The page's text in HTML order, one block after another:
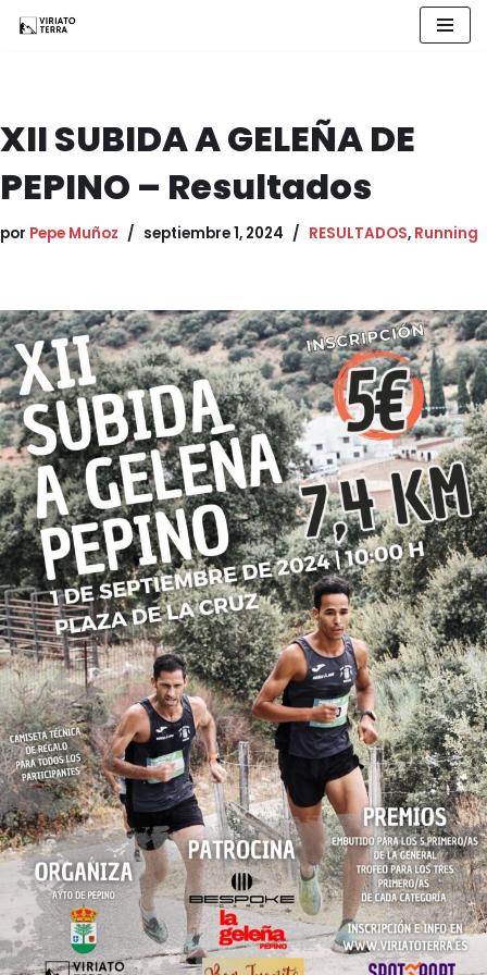
XII SUBIDA A GELEÑA DE
PEPINO – Resultados
por Pepe Muñoz septiembre 1, 2024 RESULTADOS, Running